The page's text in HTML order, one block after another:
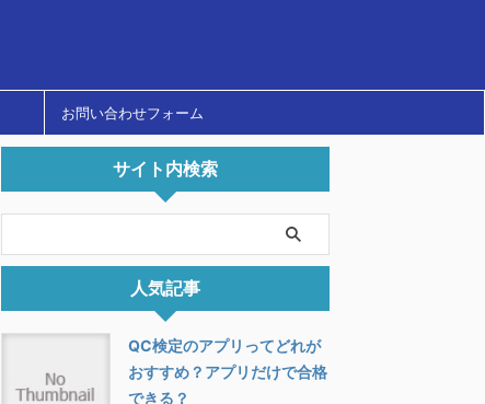
お問い合わせフォーム
サイト内検索
人気記事
QC検定のアプリってどれが
おすすめ？アプリだけで合格
できる？